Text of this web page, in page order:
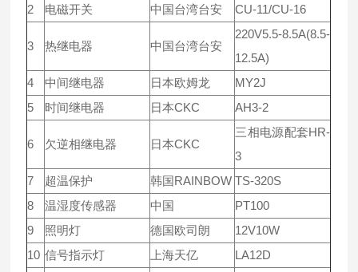
2
电磁开关 中国台湾台安 CU-11/CU-16
3 热继电器 中国台湾台安
220V5.5-8.5A(8.5-
12.5A)
4
中间继电器 日本欧姆龙
MY2J
5
时间继电器 日本CKC AH3-2
6 欠逆相继电器 日本CKC
三相电源配套HR-
3
7
超温保护 韩国RAINBOW TS-320S
8
温湿度传感器 中国
PT100
9
照明灯 德国欧司朗
12V10W
10 信号指示灯 上海天亿
LA12D